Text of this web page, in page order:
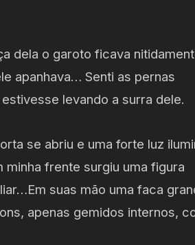
dela o garoto ficava
apanhava… Senti as pernas
levando a surra dele.
se abriu e uma forte luz
frente surgiu uma figura
suas mão uma faca
apenas gemidos internos,